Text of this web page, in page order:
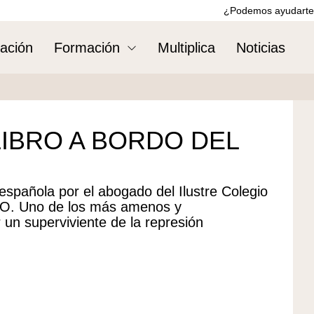
¿Podemos
Formación Multiplica Noticias
A BORDO DEL
por el abogado del Ilustre Colegio
Uno de los más amenos y
superviviente de la represión